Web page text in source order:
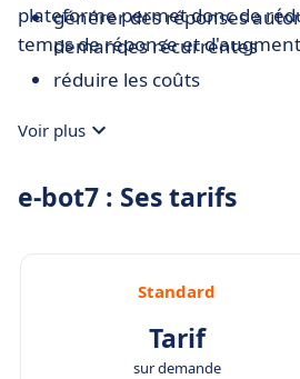
plateforme permet donc de
temps de réponse et
générer des réponses
demandes récurrentes
réduire les coûts
Voir plus
e-bot7 : Ses tarifs
Standard
Tarif
sur demande